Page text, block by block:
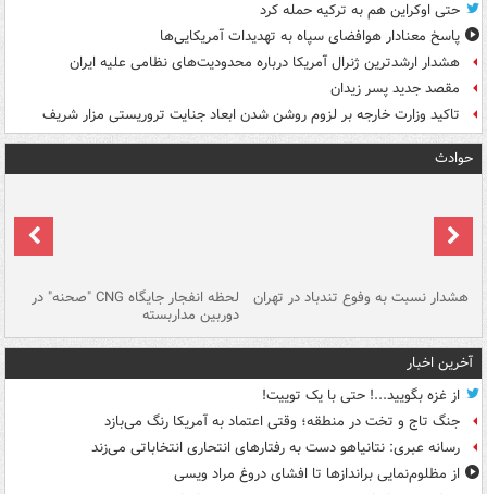
حتی اوکراین هم به ترکیه حمله کرد
پاسخ معنادار هوافضای سپاه به تهدیدات آمریکایی‌ها
هشدار ارشدترین ژنرال آمریکا درباره محدودیت‌های نظامی علیه ایران
مقصد جدید پسر زیدان
تاکید وزارت خارجه بر لزوم روشن شدن ابعاد جنایت تروریستی مزار شریف
حوادث
هشدار نسبت به وفوع تندباد در تهران لحظه انفجار جایگاه CNG "صحنه" در
دوربین مداربسته
آخرین اخبار
از غزه بگویید...! حتی با یک توییت!
جنگ تاج و تخت در منطقه؛ وقتی اعتماد به آمریکا رنگ می‌بازد
رسانه عبری: نتانیاهو دست به رفتارهای انتحاری انتخاباتی می‌زند
از مظلوم‌نمایی براندازها تا افشای دروغ مراد ویسی